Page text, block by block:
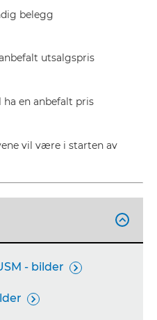
belegg
utsalgspris
ha en anbefalt pris
vil være i starten av

- bilder 
